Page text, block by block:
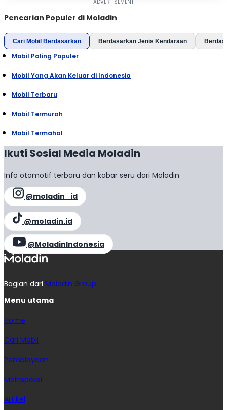
Pencarian Populer di Moladin
Cari Mobil Berdasarkan Berdasarkan Jenis Kendaraan
Mobil Paling Populer
Mobil Yang Akan Keluar di Indonesia
Mobil Terbaru
Mobil Termurah
Mobil Termahal
Ikuti Sosial Media Moladin
Info otomotif terbaru dan kabar seru dari Moladin
@moladin_id
@moladin.id
@MoladinIndonesia
Bagian dari Moladin Group
Menu utama
Home
Cari Mobil
Pembiayaan
MoInspeksi
Artikel